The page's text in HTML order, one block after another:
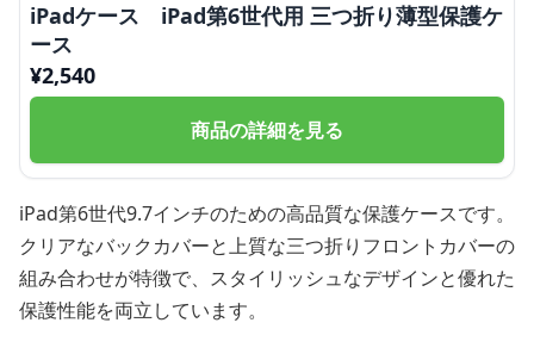
iPadケース iPad第6世代用 三つ折り薄型保護ケ
ース
¥2,540
商品の詳細を見る
iPad第6世代9.7インチのための高品質な保護ケースです。
クリアなバックカバーと上質な三つ折りフロントカバーの
組み合わせが特徴で、スタイリッシュなデザインと優れた
保護性能を両立しています。